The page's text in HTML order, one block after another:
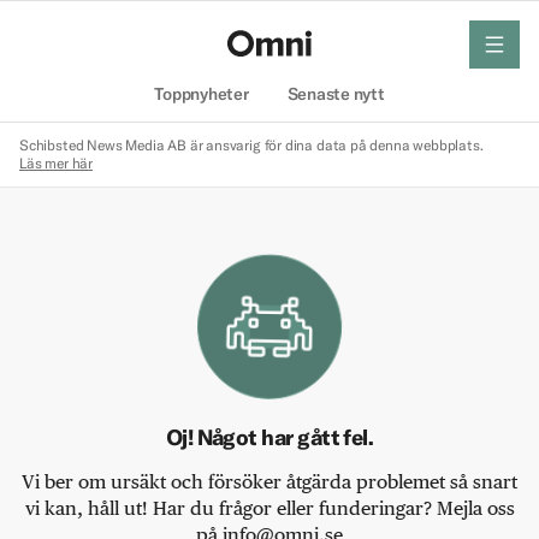
Toppnyheter Senaste nytt
meny
Schibsted News Media AB är ansvarig för dina data på denna webbplats.
Läs mer här
Oj! Något har gått fel.
Vi ber om ursäkt och försöker åtgärda problemet så snart
vi kan, håll ut! Har du frågor eller funderingar? Mejla oss